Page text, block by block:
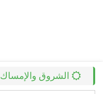
الشروق والإمساك